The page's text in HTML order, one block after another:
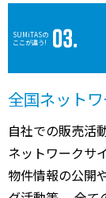
SUMiTASの
ここが違う!
全国ネット
自社での販売活
ネットワークサ
物件情報の公開